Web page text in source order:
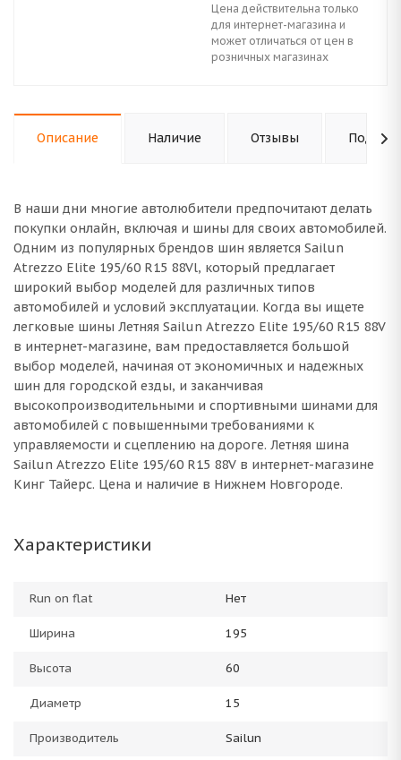
Цена действительна только
для интернет-магазина и
может отличаться от цен в
розничных магазинах
Описание Наличие Отзывы
В наши дни многие автолюбители предпочитают делать
покупки онлайн, включая и шины для своих автомобилей.
Одним из популярных брендов шин является Sailun
Atrezzo Elite 195/60 R15 88Vl, который предлагает
широкий выбор моделей для различных типов
автомобилей и условий эксплуатации. Когда вы ищете
легковые шины Летняя Sailun Atrezzo Elite 195/60 R15 88V
в интернет-магазине, вам предоставляется большой
выбор моделей, начиная от экономичных и надежных
шин для городской езды, и заканчивая
высокопроизводительными и спортивными шинами для
автомобилей с повышенными требованиями к
управляемости и сцеплению на дороге. Летняя шина
Sailun Atrezzo Elite 195/60 R15 88V в интернет-магазине
Кинг Тайерс. Цена и наличие в Нижнем Новгороде.
Характеристики
Run on flat Нет
Ширина 195
Высота 60
Диаметр 15
Производитель Sailun